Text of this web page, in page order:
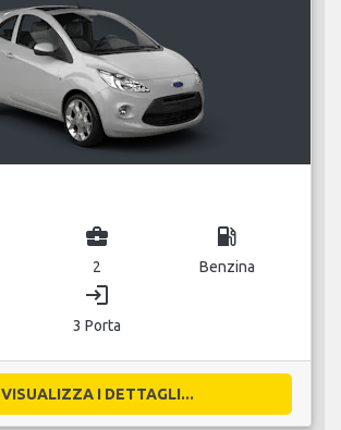
business_center
2
local_gas_station
Benzina
login
3 Porta
VISUALIZZA I DETTAGLI...